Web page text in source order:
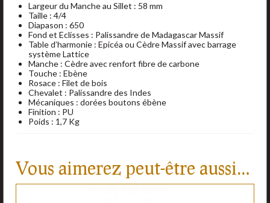
Largeur du Manche au Sillet : 58 mm
Taille : 4/4
Diapason : 650
Fond et Eclisses : Palissandre de Madagascar Massif
Table d’harmonie : Epicéa ou Cèdre Massif avec barrage
système Lattice
Manche : Cèdre avec renfort fibre de carbone
Touche : Ebène
Rosace : Filet de bois
Chevalet : Palissandre des Indes
Mécaniques : dorées boutons ébène
Finition : PU
Poids : 1,7 Kg
Vous aimerez peut-être aussi…